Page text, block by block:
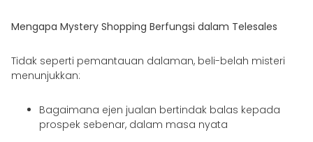
Mengapa Mystery Shopping Berfungsi dalam Telesales
Tidak seperti pemantauan dalaman, beli-belah misteri
menunjukkan:
Bagaimana ejen jualan bertindak balas kepada
prospek sebenar, dalam masa nyata